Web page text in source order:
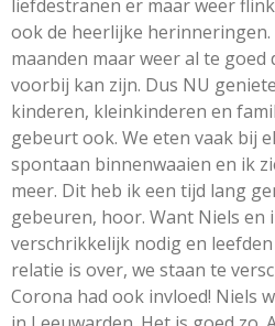
liefdestranen er maar weer
ook de heerlijke
maanden maar weer al te
voorbij kan zijn. Dus NU
kinderen, kleinkinderen en
gebeurt ook. We eten vaak bij
spontaan binnenwaaien en ik
meer. Dit heb ik een tijd lang
gebeuren, hoor. Want Niels en
verschrikkelijk nodig en
relatie is over, we staan te
Corona had ook invloed! Niels